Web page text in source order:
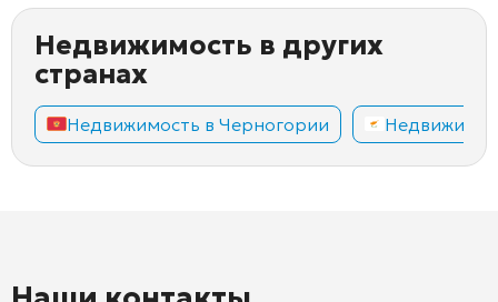
Недвижимость в других
странах
Недвижимость в Черногории